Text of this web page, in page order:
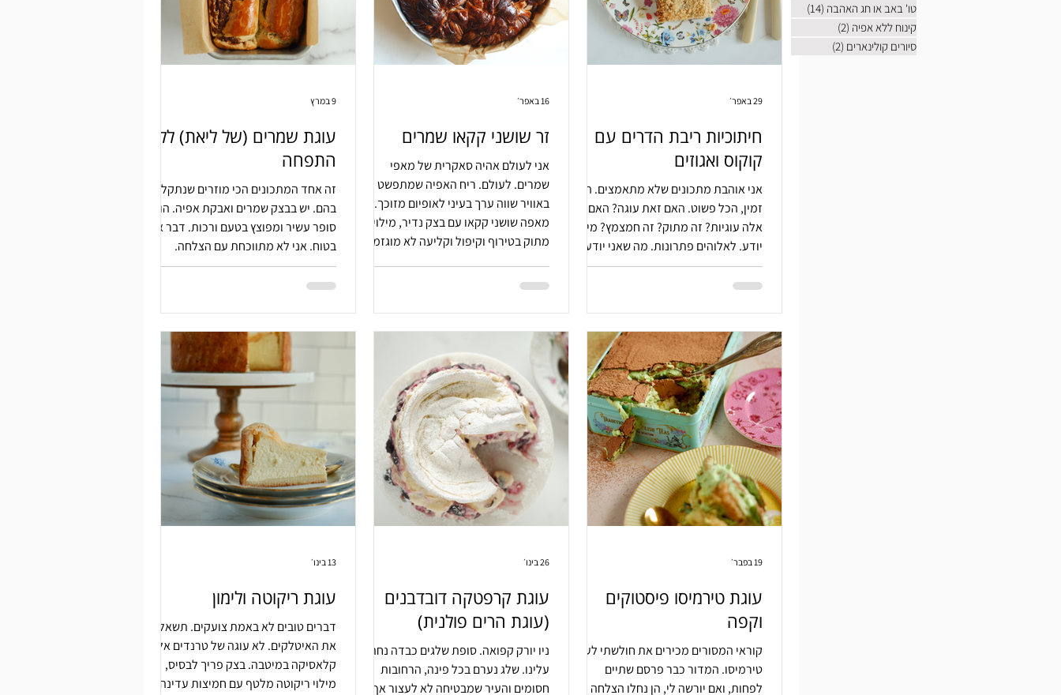
חיתוכיות ריבת הדרים עם
קוקוס ואגוזים
אני אוהבת מתכונים שלא מתאמצים. הכל
זמין, הכל פשוט. האם זאת עוגה? האם
אלה עוגיות? זה מתוק? זה חמצמץ? מי
יודע. לאלוהים פתרונות. מה שאני יודעת
שזה עובד וזה טעים.
29 באפר׳
זר שושני קקאו שמרים
אני לעולם אהיה סאקרית של מאפי
שמרים. לעולם. ריח האפיה שמתפשט
באוויר שווה ערך בעיני לאופיום מזוכך.
מאפה שושני קקאו עם בצק נדיר, מילוי לא
מתוק בטירוף וקיפול וקליעה לא מוגזמים
שרוולים וצאו לדרך.
16 באפר׳
עוגת שמרים (של ליאת) ללא
התפחה
זה אחד המתכונים הכי מוזרים שנתקלתי
בהם. יש בבצק שמרים ואבקת אפיה. הוא
סופר עשיר ומפוצץ בטעם ורכות. דבר אחד
בטוח. אני לא מתווכחת עם הצלחה.
9 במרץ
עוגת טירמיסו פיסטוקים
וקפה
קוראי המסורים מכירים את חולשתי לעוגת
טירמיסו. המדור כבר פרסם שתיים
לפחות, ואם יורשה לי, הן נחלו הצלחה לא
19 בפבר׳
עוגת קרפטקה דובדבנים
(עוגת הרים פולנית)
ניו יורק קפואה. סופת שלגים כבדה נחתה
עלינו. שלג נערם בכל פינה, הרחובות
חסומים והעיר שמבטיחה לא לעצור אף
26 בינו׳
עוגת ריקוטה ולימון
דברים טובים לא באמת צועקים. תשאלו
את האיטלקים. לא עוגה של טרנדים אלא
קלאסיקה במיטבה. בצק פריך לבסיס,
מילוי ריקוטה מלטף עם חמיצות עדינה
13 בינו׳
טו' באב או חג האהבה (14)
קינוח ללא אפיה (2)
סיורים קולינארים (2)